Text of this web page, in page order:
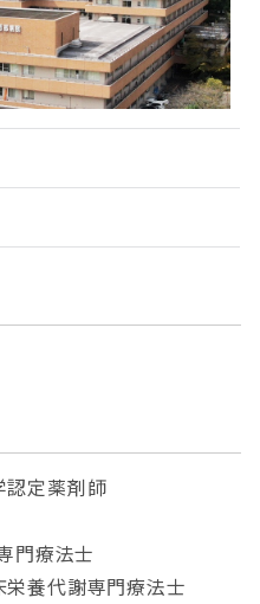
定薬剤師
門療法士
養代謝専門療法士